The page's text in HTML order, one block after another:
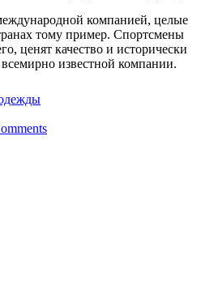
компанией, целые
тому пример. Спортсмены
ценят качество и исторически
известной компании.